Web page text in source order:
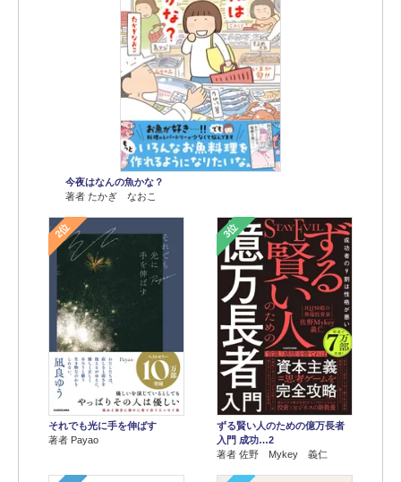
今夜はなんの魚かな？
著者 たかぎ なおこ
2位
それでも光に手を伸ばす
著者 Payao
3位
ずる賢い人のための億万長者
入門 成功…2
著者 佐野 Mykey 義仁